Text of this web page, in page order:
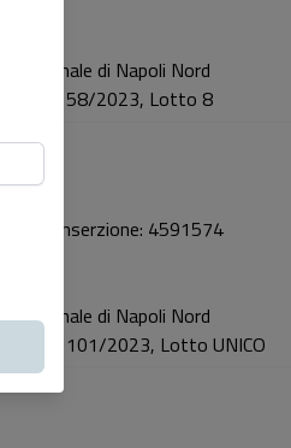
Tribunale di Napoli Nord
Proc. 58/2023, Lotto 8
Codice inserzione: 4591574
Tribunale di Napoli Nord
Proc. 101/2023, Lotto UNICO